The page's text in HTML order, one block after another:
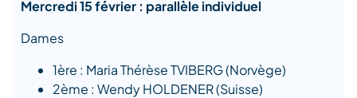
Mercredi 15 février : parallèle individuel
Dames
1ère : Maria Thérèse TVIBERG (Norvège)
2ème : Wendy HOLDENER (Suisse)